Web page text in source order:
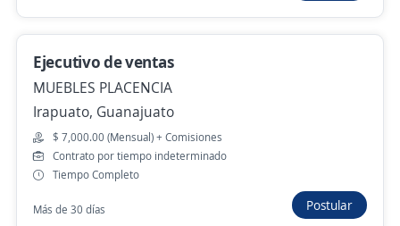
Irapuato, Guanajuato
$ 9,451.00 (Mensual)
Ayer
Empleo destacado
Ejecutivo de Ventas
4.1
GAYOSSO
Ejecutivo de ventas
MUEBLES PLACENCIA
Irapuato, Guanajuato
$ 7,000.00 (Mensual) + Comisiones
Contrato por tiempo indeterminado
Tiempo Completo
Más de 30 días Postular